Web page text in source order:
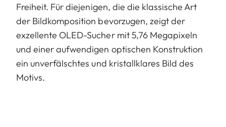
Freiheit. Für diejenigen, die die klassische Art
der Bildkomposition bevorzugen, zeigt der
exzellente OLED-Sucher mit 5,76 Megapixeln
und einer aufwendigen optischen Konstruktion
ein unverfälschtes und kristallklares Bild des
Motivs.